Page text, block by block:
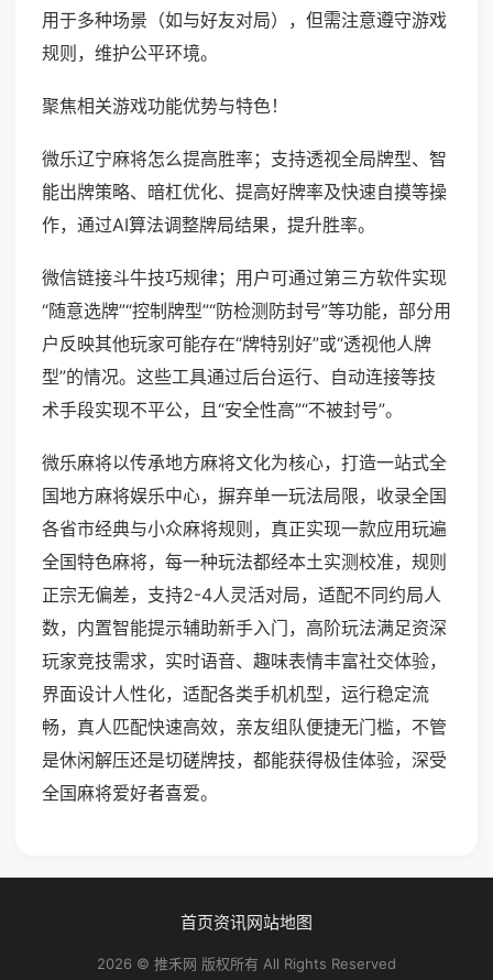
用于多种场景（如与好友对局），但需注意遵守游戏
规则，维护公平环境。
聚焦相关游戏功能优势与特色！
微乐辽宁麻将怎么提高胜率；支持透视全局牌型、智
能出牌策略、暗杠优化、提高好牌率及快速自摸等操
作，通过AI算法调整牌局结果，提升胜率。
微信链接斗牛技巧规律；用户可通过第三方软件实现
“随意选牌”“控制牌型”“防检测防封号”等功能，部分用
户反映其他玩家可能存在“牌特别好”或“透视他人牌
型”的情况。这些工具通过后台运行、自动连接等技
术手段实现不平公，且“安全性高”“不被封号”。
微乐麻将以传承地方麻将文化为核心，打造一站式全
国地方麻将娱乐中心，摒弃单一玩法局限，收录全国
各省市经典与小众麻将规则，真正实现一款应用玩遍
全国特色麻将，每一种玩法都经本土实测校准，规则
正宗无偏差，支持2-4人灵活对局，适配不同约局人
数，内置智能提示辅助新手入门，高阶玩法满足资深
玩家竞技需求，实时语音、趣味表情丰富社交体验，
界面设计人性化，适配各类手机机型，运行稳定流
畅，真人匹配快速高效，亲友组队便捷无门槛，不管
是休闲解压还是切磋牌技，都能获得极佳体验，深受
全国麻将爱好者喜爱。
首页资讯网站地图
2026 © 推禾网 版权所有 All Rights Reserved